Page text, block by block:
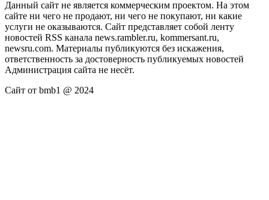
Данный сайт не является коммерческим проектом. На этом
сайте ни чего не продают, ни чего не покупают, ни какие
услуги не оказываются. Сайт представляет собой ленту
новостей RSS канала news.rambler.ru, kommersant.ru,
newsru.com. Материалы публикуются без искажения,
ответственность за достоверность публикуемых новостей
Администрация сайта не несёт.
Сайт от bmb1 @ 2024